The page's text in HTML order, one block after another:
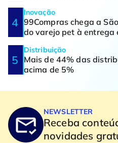
Inovação
99Compras chega a
do varejo pet à entrega
Distribuição
Mais de 44% das
acima de 5%
NEWSLETTER
Receba
novidades